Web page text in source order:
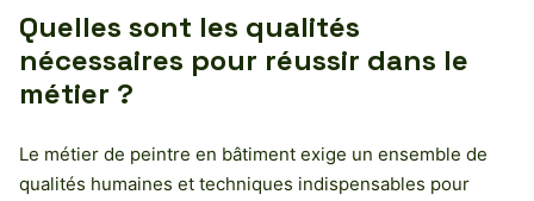
Quelles sont les qualités
nécessaires pour réussir dans le
métier ?
Le métier de peintre en bâtiment exige un ensemble de
qualités humaines et techniques indispensables pour